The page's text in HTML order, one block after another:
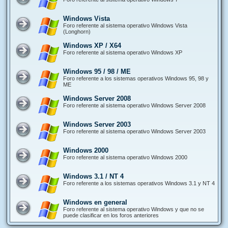
Windows Vista
Foro referente al sistema operativo Windows Vista
(Longhorn)
Windows XP / X64
Foro referente al sistema operativo Windows XP
Windows 95 / 98 / ME
Foro referente a los sistemas operativos Windows 95, 98 y
ME
Windows Server 2008
Foro referente al sistema operativo Windows Server 2008
Windows Server 2003
Foro referente al sistema operativo Windows Server 2003
Windows 2000
Foro referente al sistema operativo Windows 2000
Windows 3.1 / NT 4
Foro referente a los sistemas operativos Windows 3.1 y NT 4
Windows en general
Foro referente al sistema operativo Windows y que no se
puede clasificar en los foros anteriores